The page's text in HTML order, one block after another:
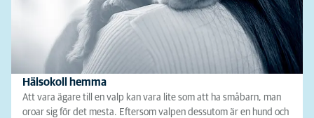
Hälsokoll hemma
Att vara ägare till en valp kan vara lite som att ha småbarn, man
oroar sig för det mesta. Eftersom valpen dessutom är en hund och